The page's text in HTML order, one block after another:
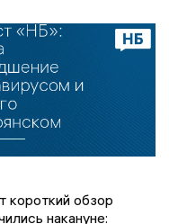
короткий обзор
накануне: